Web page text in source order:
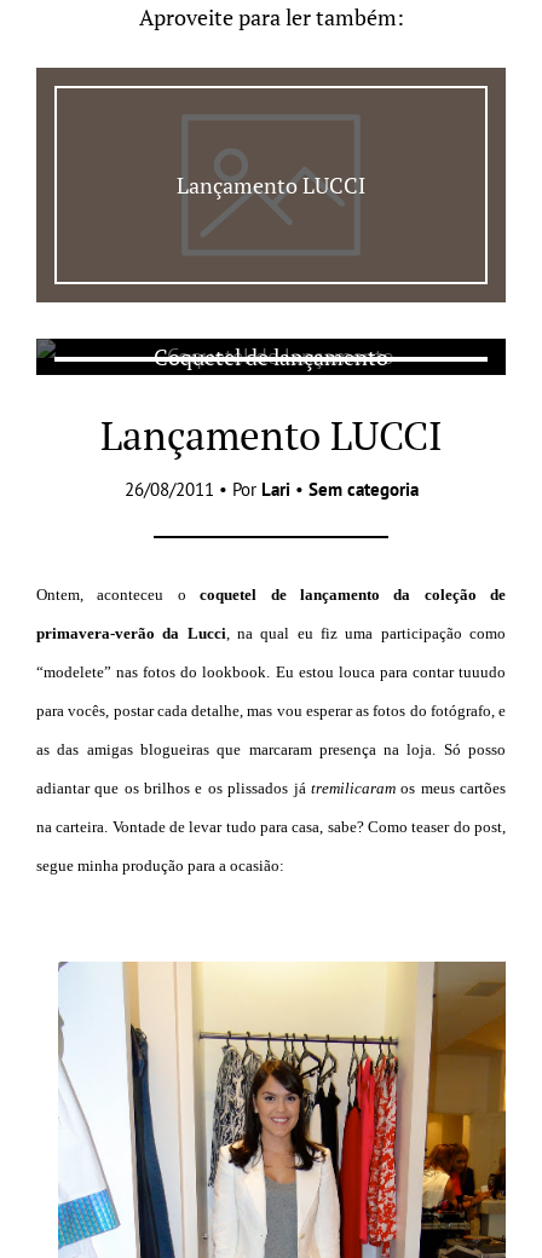
Aproveite para ler também:
Lançamento LUCCI
Coquetel de lançamento
Lançamento LUCCI
26/08/2011 • Por Lari • Sem categoria
Ontem, aconteceu ocoquetel de lançamento da coleção de
primavera-verão da Lucci , na qual eu fiz uma participação como
“modelete” nas fotos do lookbook. Eu estou louca para contar tuuudo
para vocês, postar cada detalhe, mas vou esperar as fotos do fotógrafo, e
as das amigas blogueiras que marcaram presença na loja. Só posso
adiantar que os brilhos e os plissados já tremilicaramos meus cartões
na carteira. Vontade de levar tudo para casa, sabe? Comoteaserdo post,
segue minha produção para a ocasião: